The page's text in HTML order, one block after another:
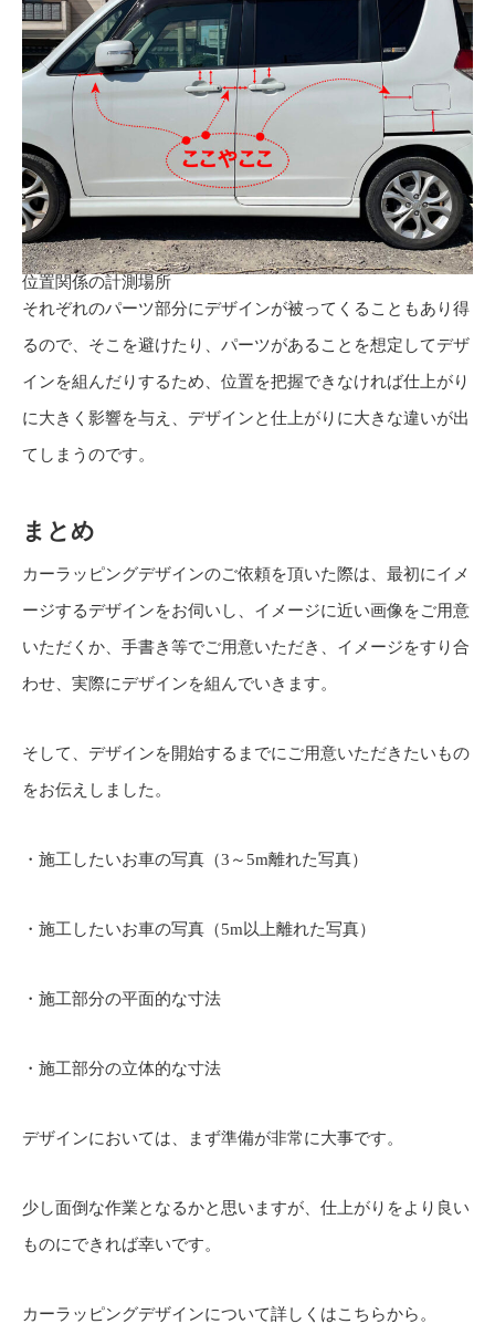
位置関係の計測場所
それぞれのパーツ部分にデザインが被ってくることもあり得
るので、そこを避けたり、パーツがあることを想定してデザ
インを組んだりするため、位置を把握できなければ仕上がり
に大きく影響を与え、デザインと仕上がりに大きな違いが出
てしまうのです。
まとめ
カーラッピングデザインのご依頼を頂いた際は、最初にイメ
ージするデザインをお伺いし、イメージに近い画像をご用意
いただくか、手書き等でご用意いただき、イメージをすり合
わせ、実際にデザインを組んでいきます。
そして、デザインを開始するまでにご用意いただきたいもの
をお伝えしました。
・施工したいお車の写真（3～5m離れた写真）
・施工したいお車の写真（5m以上離れた写真）
・施工部分の平面的な寸法
・施工部分の立体的な寸法
デザインにおいては、まず準備が非常に大事です。
少し面倒な作業となるかと思いますが、仕上がりをより良い
ものにできれば幸いです。
カーラッピングデザインについて詳しくはこちらから。